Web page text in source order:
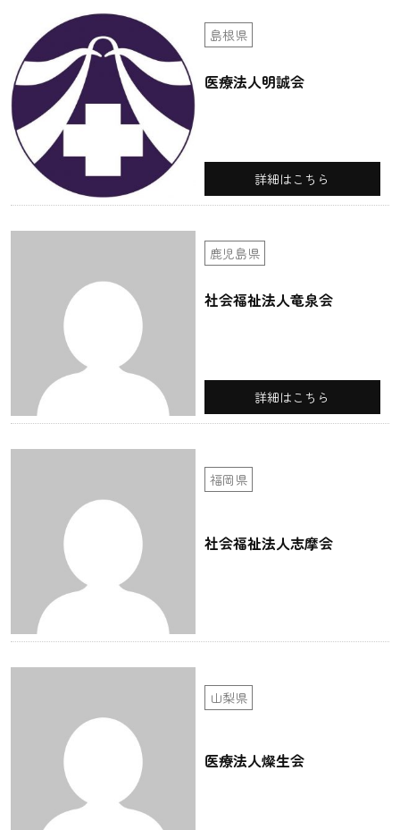
島根県
医療法人明誠会
詳細はこちら
鹿児島県
社会福祉法人竜泉会
詳細はこちら
福岡県
社会福祉法人志摩会
山梨県
医療法人燦生会